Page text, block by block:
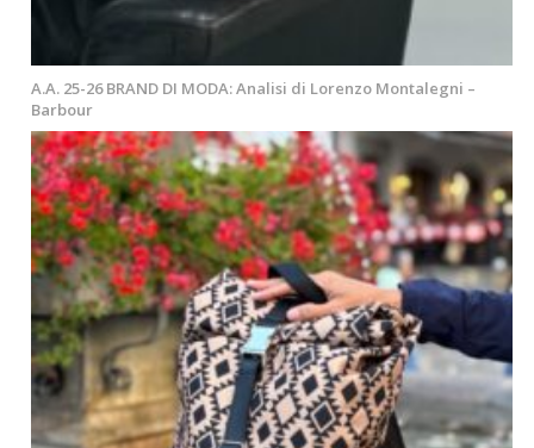
A.A. 25-26 BRAND DI MODA: Analisi di Lorenzo Montalegni –
Barbour